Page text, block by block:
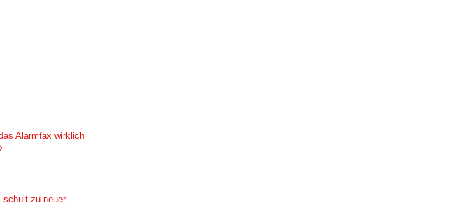
Alarmfax wirklich
schult zu neuer